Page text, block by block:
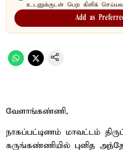
உடனுக்குடன் பெற கிளிக்
Add as
வேளாங்கண்ணி,
நாகப்பட்டிணம் மாவட்டம்
கருங்கண்ணியில் புனித